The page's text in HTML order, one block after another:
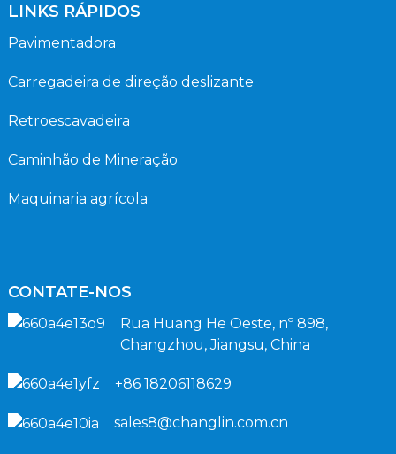
LINKS RÁPIDOS
Pavimentadora
Carregadeira de direção deslizante
Retroescavadeira
Caminhão de Mineração
Maquinaria agrícola
CONTATE-NOS
Rua Huang He Oeste, nº 898,
Changzhou, Jiangsu, China
+86 18206118629
sales8@changlin.com.cn